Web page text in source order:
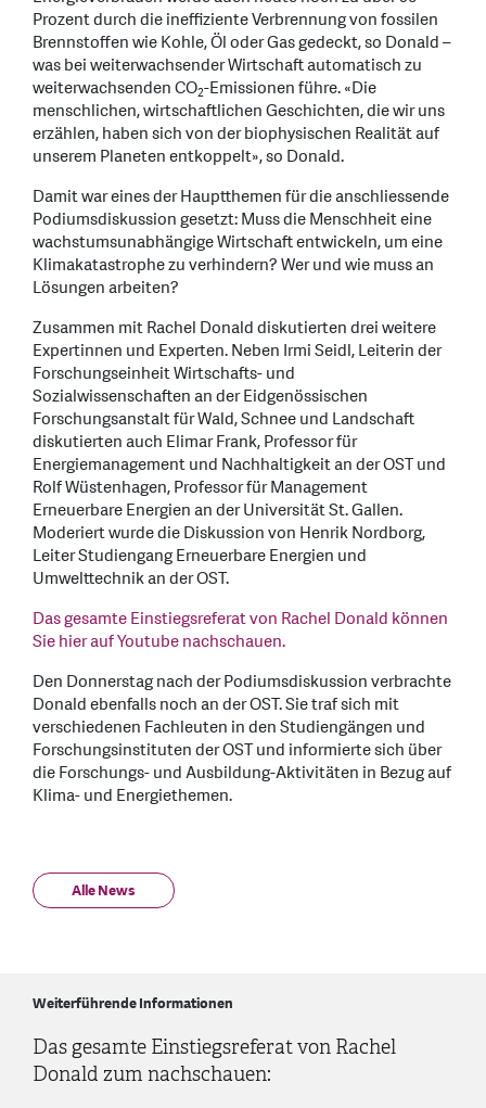
Prozent durch die ineffiziente Verbrennung von fossilen
Brennstoffen wie Kohle, Öl oder Gas gedeckt, so Donald –
was bei weiterwachsender Wirtschaft automatisch zu
weiterwachsenden CO2-Emissionen führe. «Die
menschlichen, wirtschaftlichen Geschichten, die wir uns
erzählen, haben sich von der biophysischen Realität auf
unserem Planeten entkoppelt», so Donald.
Damit war eines der Hauptthemen für die anschliessende
Podiumsdiskussion gesetzt: Muss die Menschheit eine
wachstumsunabhängige Wirtschaft entwickeln, um eine
Klimakatastrophe zu verhindern? Wer und wie muss an
Lösungen arbeiten?
Zusammen mit Rachel Donald diskutierten drei weitere
Expertinnen und Experten. Neben Irmi Seidl, Leiterin der
Forschungseinheit Wirtschafts- und
Sozialwissenschaften an der Eidgenössischen
Forschungsanstalt für Wald, Schnee und Landschaft
diskutierten auch Elimar Frank, Professor für
Energiemanagement und Nachhaltigkeit an der OST und
Rolf Wüstenhagen, Professor für Management
Erneuerbare Energien an der Universität St. Gallen.
Moderiert wurde die Diskussion von Henrik Nordborg,
Leiter Studiengang Erneuerbare Energien und
Umwelttechnik an der OST.
Das gesamte Einstiegsreferat von Rachel Donald können
Sie hier auf Youtube nachschauen.
Den Donnerstag nach der Podiumsdiskussion verbrachte
Donald ebenfalls noch an der OST. Sie traf sich mit
verschiedenen Fachleuten in den Studiengängen und
Forschungsinstituten der OST und informierte sich über
die Forschungs- und Ausbildung-Aktivitäten in Bezug auf
Klima- und Energiethemen.
Alle News
Weiterführende Informationen
Das gesamte Einstiegsreferat von Rachel
Donald zum nachschauen: